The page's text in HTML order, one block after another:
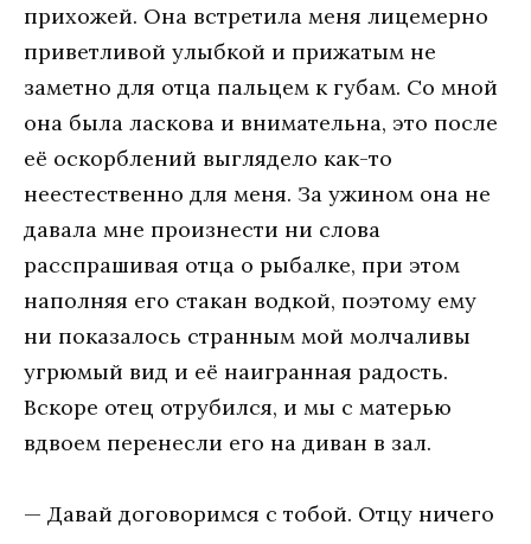
прихожей. Она встретила меня лицемерно
приветливой улыбкой и прижатым не
заметно для отца пальцем к губам. Со мной
она была ласкова и внимательна, это после
её оскорблений выглядело как-то
неестественно для меня. За ужином она не
давала мне произнести ни слова
расспрашивая отца о рыбалке, при этом
наполняя его стакан водкой, поэтому ему
ни показалось странным мой молчаливы
угрюмый вид и её наигранная радость.
Вскоре отец отрубился, и мы с матерью
вдвоем перенесли его на диван в зал.
— Давай договоримся с тобой. Отцу ничего